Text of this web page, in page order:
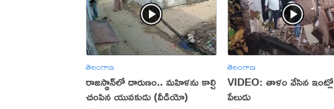
తెలంగాణ
రాజస్థాన్‌లో దారుణం.. మహిళను కాల్చి
చంపిన యువకుడు (వీడియో)
తెలంగాణ
VIDEO: తాళం వేసిన ఇంట్లో
పేలుడు